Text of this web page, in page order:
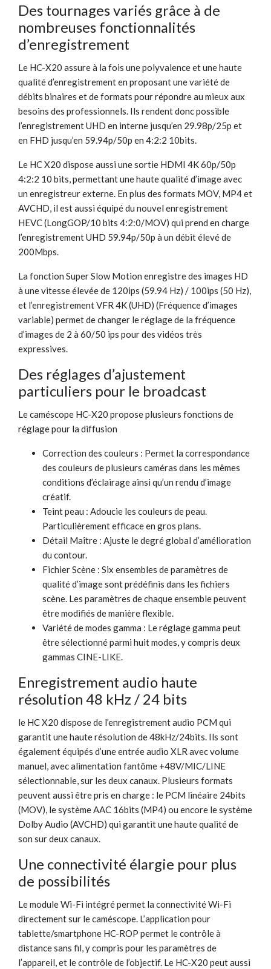
Des tournages variés grâce à de
nombreuses fonctionnalités
d’enregistrement
Le HC-X20 assure à la fois une polyvalence et une haute
qualité d’enregistrement en proposant une variété de
débits binaires et de formats pour répondre au mieux aux
besoins des professionnels. Ils rendent donc possible
l’enregistrement UHD en interne jusqu’en 29.98p/25p et
en FHD jusqu’en 59.94p/50p en 4:2:2 10bits.
Le HC X20 dispose aussi une sortie HDMI 4K 60p/50p
4:2:2 10 bits, permettant une haute qualité d’image avec
un enregistreur externe. En plus des formats MOV, MP4 et
AVCHD, il est aussi équipé du nouvel enregistrement
HEVC (LongGOP/10 bits 4:2:0/MOV) qui prend en charge
l’enregistrement UHD 59.94p/50p à un débit élevé de
200Mbps.
La fonction Super Slow Motion enregistre des images HD
à une vitesse élevée de 120ips (59.94 Hz) / 100ips (50 Hz),
et l’enregistrement VFR 4K (UHD) (Fréquence d’images
variable) permet de changer le réglage de la fréquence
d’images de 2 à 60/50 ips pour des vidéos très
expressives.
Des réglages d’ajustement
particuliers pour le broadcast
Le caméscope HC-X20 propose plusieurs fonctions de
réglage pour la diffusion
Correction des couleurs : Permet la correspondance
des couleurs de plusieurs caméras dans les mêmes
conditions d’éclairage ainsi qu’un rendu d’image
créatif.
Teint peau : Adoucie les couleurs de peau.
Particulièrement efficace en gros plans.
Détail Maître : Ajuste le degré global d’amélioration
du contour.
Fichier Scène : Six ensembles de paramètres de
qualité d’image sont prédéfinis dans les fichiers
scène. Les paramètres de chaque ensemble peuvent
être modifiés de manière flexible.
Variété de modes gamma : Le réglage gamma peut
être sélectionné parmi huit modes, y compris deux
gammas CINE-LIKE.
Enregistrement audio haute
résolution 48 kHz / 24 bits
le HC X20 dispose de l’enregistrement audio PCM qui
garantit une haute résolution de 48kHz/24bits. Ils sont
également équipés d’une entrée audio XLR avec volume
manuel, avec alimentation fantôme +48V/MIC/LINE
sélectionnable, sur les deux canaux. Plusieurs formats
peuvent aussi être pris en charge : le PCM linéaire 24bits
(MOV), le système AAC 16bits (MP4) ou encore le système
Dolby Audio (AVCHD) qui garantit une haute qualité de
son sur deux canaux.
Une connectivité élargie pour plus
de possibilités
Le module Wi-Fi intégré permet la connectivité Wi-Fi
directement sur le caméscope. L’application pour
tablette/smartphone HC-ROP permet le contrôle à
distance sans fil, y compris pour les paramètres de
l’appareil, et le contrôle de l’objectif. Le HC-X20 peut aussi